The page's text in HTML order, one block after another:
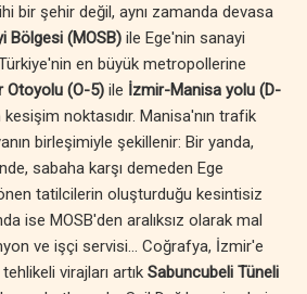
bir şehir değil, aynı zamanda devasa
Bölgesi (MOSB) ile Ege'nin sanayi
en büyük metropollerine
Otoyolu (O-5) ile İzmir-Manisa yolu (D-
noktasıdır. Manisa'nın trafik
birleşimiyle şekillenir: Bir yanda,
sabaha karşı demeden Ege
tatilcilerin oluşturduğu kesintisiz
ise MOSB'den aralıksız olarak mal
ve işçi servisi... Coğrafya, İzmir'e
virajları artık Sabuncubeli Tüneli